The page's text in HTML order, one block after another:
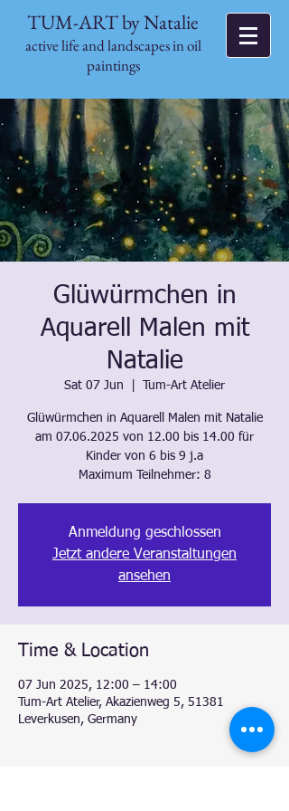
TUM-ART by Natalie
active life and landscapes in oil
paintings
Glüwürmchen in
Aquarell Malen mit
Natalie
Sat 07 Jun Tum-Art Atelier
Glüwürmchen in Aquarell Malen mit Natalie
am 07.06.2025 von 12.00 bis 14.00 für
Kinder von 6 bis 9 j.a
Anmeldung geschlossen
Jetzt andere Veranstaltungen
ansehen
Time & Location
07 Jun 2025, 12:00 – 14:00
Tum-Art Atelier, Akazienweg 5, 51381
Leverkusen, Germany